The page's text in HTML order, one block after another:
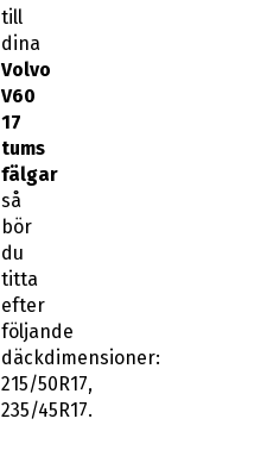
till
dina
Volvo
V60
17
tums
fälgar
så
bör
du
titta
efter
följande
däckdimensioner:
215/50R17,
235/45R17.